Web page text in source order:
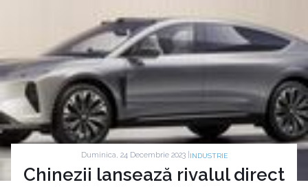
Duminica, 24 Decembrie 2023 | INDUSTRIE
Chinezii lansează rivalul direct